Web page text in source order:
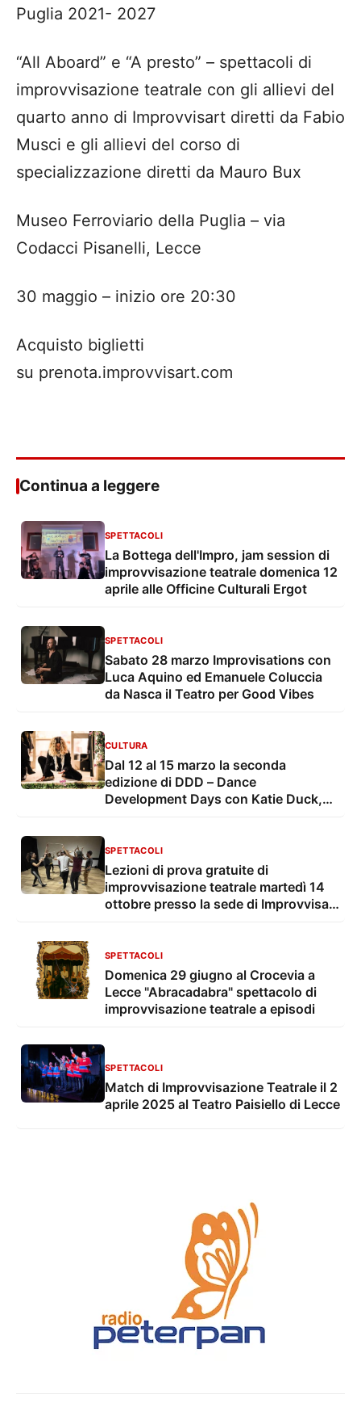
Puglia 2021- 2027
“All Aboard” e “A presto” – spettacoli di
improvvisazione teatrale con gli allievi del
quarto anno di Improvvisart diretti da Fabio
Musci e gli allievi del corso di
specializzazione diretti da Mauro Bux
Museo Ferroviario della Puglia – via
Codacci Pisanelli, Lecce
30 maggio – inizio ore 20:30
Acquisto biglietti
su prenota.improvvisart.com
Continua a leggere
SPETTACOLI
La Bottega dell'Impro, jam session di
improvvisazione teatrale domenica 12
aprile alle Officine Culturali Ergot
SPETTACOLI
Sabato 28 marzo Improvisations con
Luca Aquino ed Emanuele Coluccia
da Nasca il Teatro per Good Vibes
CULTURA
Dal 12 al 15 marzo la seconda
edizione di DDD – Dance
Development Days con Katie Duck,
SPETTACOLI
Lezioni di prova gratuite di
improvvisazione teatrale martedì 14
ottobre presso la sede di Improvvisart
SPETTACOLI
Domenica 29 giugno al Crocevia a
Lecce "Abracadabra" spettacolo di
improvvisazione teatrale a episodi
SPETTACOLI
Match di Improvvisazione Teatrale il 2
aprile 2025 al Teatro Paisiello di Lecce